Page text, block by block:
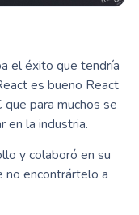
el éxito que tendría
es bueno React
para muchos se
en la industria.
y colaboró en su
no encontrártelo a